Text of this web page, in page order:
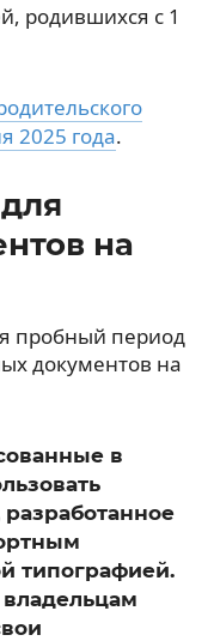
родившихся с 1
2025 года.
на
пробный период
документов на
в
типографией.